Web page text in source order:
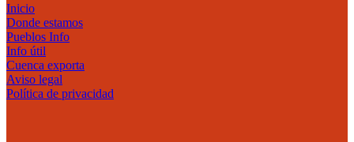
Inicio
Donde estamos
Pueblos Info
Info útil
Cuenca exporta
Aviso legal
Política de privacidad